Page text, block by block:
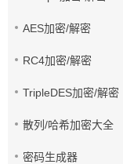
AES加密/解密
RC4加密/解密
TripleDES加密/解密
散列/哈希加密大全
密码生成器